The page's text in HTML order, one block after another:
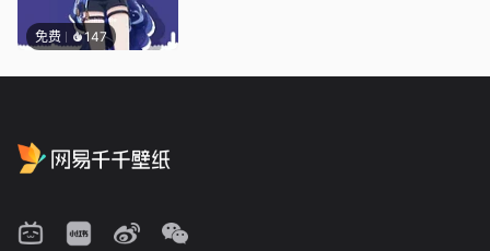
免费 147